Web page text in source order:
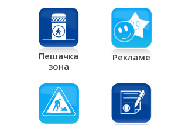
Пешачка
зона
Рекламе